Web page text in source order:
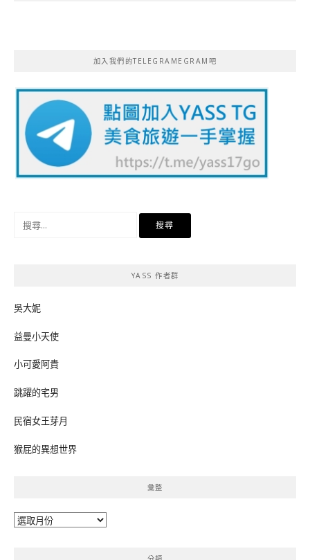
加入我們的TELEGRAMEGRAM吧
YASS 作者群
吳大妮
益曼小天使
小可愛阿貴
跳躍的宅男
民宿女王芽月
猴屁的異想世界
彙整
彙